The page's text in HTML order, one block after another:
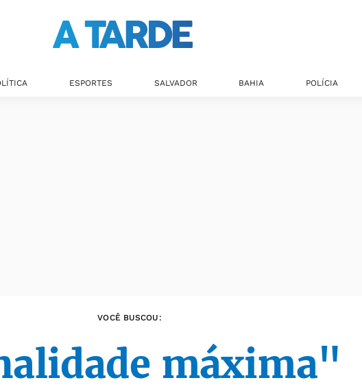
ESPORTES SALVADOR BAHIA POLÍCIA
VOCÊ BUSCOU:
máxima"